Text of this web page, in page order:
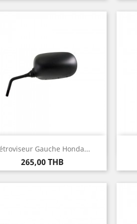
Gauche Honda...
Prix
265,00 THB
Aperçu rapide